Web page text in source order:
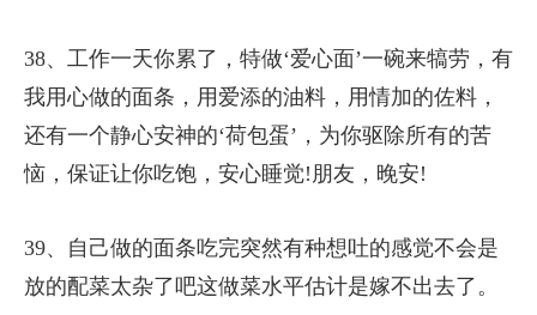
38、工作一天你累了，特做‘爱心面’一碗来犒劳，有
我用心做的面条，用爱添的油料，用情加的佐料，
还有一个静心安神的‘荷包蛋’，为你驱除所有的苦
恼，保证让你吃饱，安心睡觉!朋友，晚安!
39、自己做的面条吃完突然有种想吐的感觉不会是
放的配菜太杂了吧这做菜水平估计是嫁不出去了。